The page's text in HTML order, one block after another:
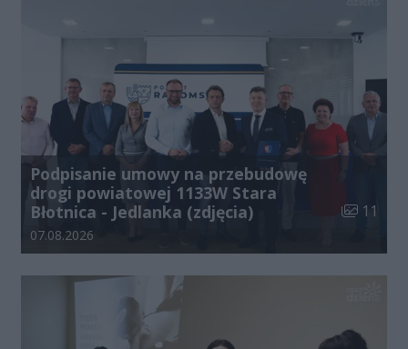
Podpisanie umowy na przebudowę
drogi powiatowej 1133W Stara
Błotnica - Jedlanka (zdjęcia)
Liczba
11
Data dodania galerii:
07.08.2026